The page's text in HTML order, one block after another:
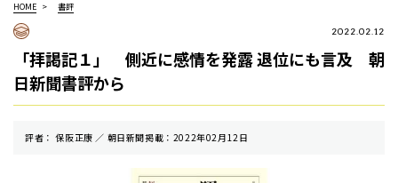
HOME 書評
2022.02.12
「拝謁記１」 側近に感情を発露 退位にも言及 朝
日新聞書評から
評者： 保阪正康 ／ 朝⽇新聞掲載：2022年02月12日